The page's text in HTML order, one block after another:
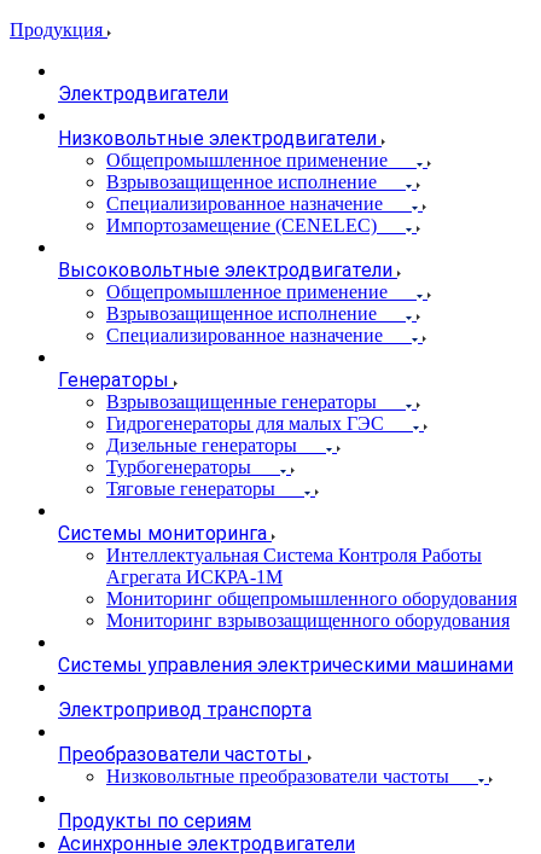
Продукция
Электродвигатели
Низковольтные электродвигатели
Общепромышленное применение
Взрывозащищенное исполнение
Специализированное назначение
Импортозамещение (CENELEC)
Высоковольтные электродвигатели
Общепромышленное применение
Взрывозащищенное исполнение
Специализированное назначение
Генераторы
Взрывозащищенные генераторы
Гидрогенераторы для малых ГЭС
Дизельные генераторы
Турбогенераторы
Тяговые генераторы
Системы мониторинга
Интеллектуальная Система Контроля Работы
Агрегата ИСКРА-1М
Мониторинг общепромышленного оборудования
Мониторинг взрывозащищенного оборудования
Системы управления электрическими машинами
Электропривод транспорта
Преобразователи частоты
Низковольтные преобразователи частоты
Продукты по сериям
Асинхронные электродвигатели